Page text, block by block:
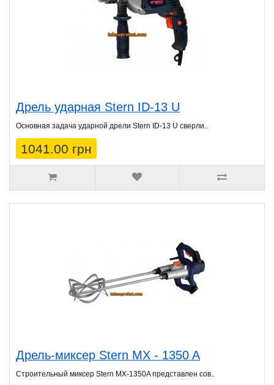
Дрель ударная Stern ID-13 U
Основная задача ударной дрели Stern ID-13 U сверли..
1041.00 грн
Дрель-миксер Stern MX - 1350 A
Строительный миксер Stern MX-1350A представлен сов..